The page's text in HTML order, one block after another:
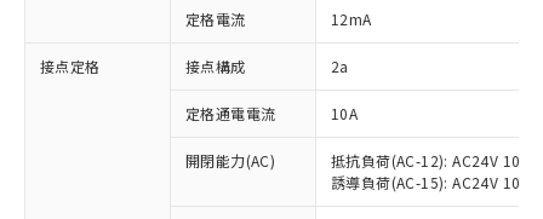
定格電流 12mA
接点定格 接点構成 2a
定格通電電流 10A
開閉能力(AC)
抵抗負荷(AC-12): AC24V 10A/
誘導負荷(AC-15): AC24V
ご利用条件
以下の条件をお読みいただき、同意のうえ
対応済み：EU RoHS指令（10物質）の
非含有に対応した製品が提供可能な商品で
す。
対応予定：EU RoHS指令（10物質）の非含
有に対応した製品に切り替える予定のある
対応予定なし：EU RoHS指令（10物質）の
非含有に非対応の商品で、対応品を出す予